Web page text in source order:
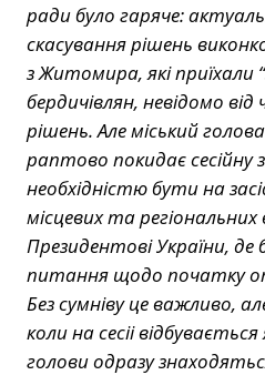
ради було гаряче:
скасування рішень
з Житомира, які приїхали
бердичівлян, невідомо
рішень. Але міський голова
раптово покидає
необхідністю бути на
місцевих та
Президентові України, де
питання щодо початку
Без сумніву це важливо,
коли на сесіі
голови одразу